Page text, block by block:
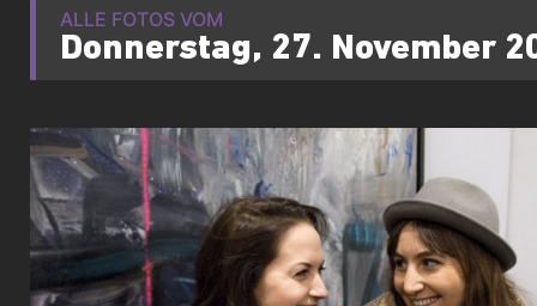
ALLE FOTOS VOM
Donnerstag, 27. November